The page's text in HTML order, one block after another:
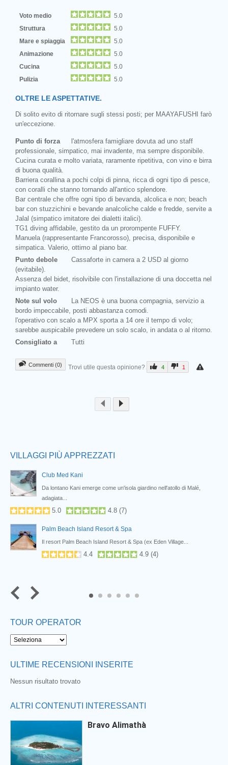
Voto medio
5.0
Struttura
5.0
Mare e spiaggia
5.0
Animazione
5.0
Cucina
5.0
Pulizia
5.0
OLTRE LE ASPETTATIVE.
Di solito evito di ritornare sugli stessi posti; per MAAYAFUSHI farò
un'eccezione.
Punto di forza
l'atmosfera famigliare dovuta ad uno staff
professionale, simpatico, mai invadente, ma sempre disponibile.
Cucina curata e molto variata, raramente ripetitiva, con vino e birra
di buona qualità.
Barriera corallina a pochi colpi di pinna, ricca di ogni tipo di pesce,
con coralli che stanno tornando all'antico splendore.
Bar centrale che offre ogni tipo di bevanda, alcolica e non; beach
bar con stuzzichini e bevande analcoliche calde e fredde, servite a
Jalal (simpatico imitatore dei dialetti italici).
TG1 diving affidabile, gestito da un prorompente FUFFY.
Manuela (rappresentante Francorosso), precisa, disponibile e
simpatica. Valerio, ottimo al piano bar.
Punto debole
Cassaforte in camera a 2 USD al giorno
(evitabile).
Assenza del bidet, risolvibile con l'installazione di una doccetta nel
impianto water.
Note sul volo
La NEOS è una buona compagnia, servizio a
bordo impeccabile, posti abbastanza comodi.
l'operativo con scalo a MPX sporta a 14 ore il tempo di volo;
sarebbe auspicabile prevedere un solo scalo, in andata o al ritorno.
Consigliato a
Tutti
Commenti (0) Trovi utile questa opinione? 4 1
VILLAGGI PIÙ APPREZZATI
Club Med Kani
Da lontano Kani emerge come un'isola giardino nell'atollo di Malé,
adagiata...
5.0 4.8 (7)
Palm Beach Island Resort & Spa
Il resort Palm Beach Island Resort & Spa (ex Eden Village...
4.4 4.9 (4)
TOUR OPERATOR
ULTIME RECENSIONI INSERITE
Nessun risultato trovato
ALTRI CONTENUTI INTERESSANTI
Bravo Alimathà